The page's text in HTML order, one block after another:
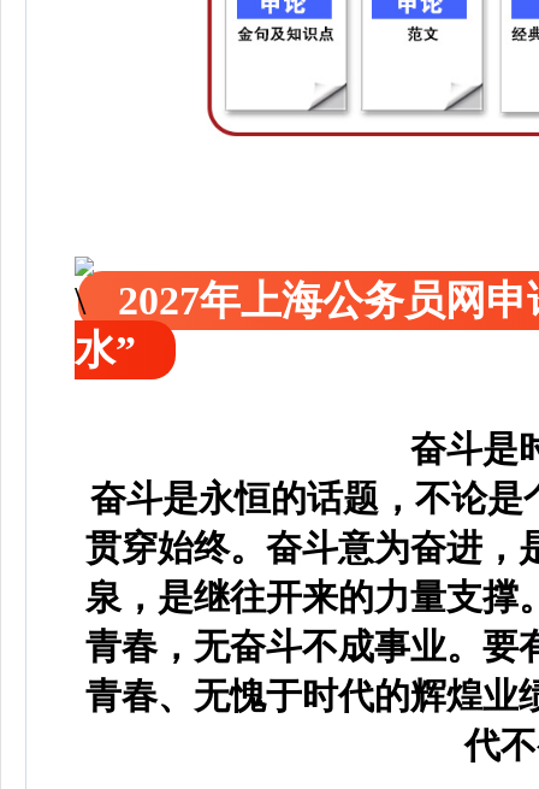
2027年上海公务员网
水”
奋斗是
奋斗是永恒的话题，不论
贯穿始终。奋斗意为奋进，
泉，是继往开来的力量支撑
青春，无奋斗不成事业。要
青春、无愧于时代的辉煌业
代